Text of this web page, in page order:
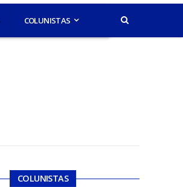
COLUNISTAS
COLUNISTAS